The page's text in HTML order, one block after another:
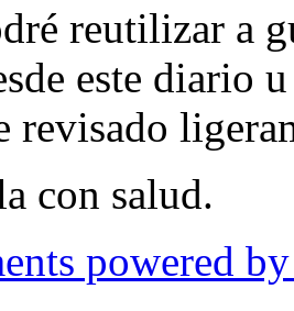
reutilizar a
este diario
revisado
con salud.
powered